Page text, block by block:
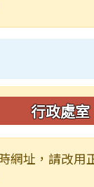
行政處室
網址，請改用